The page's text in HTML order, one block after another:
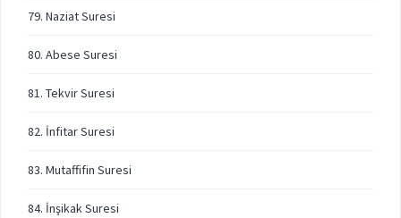
79. Naziat Suresi
80. Abese Suresi
81. Tekvir Suresi
82. İnfitar Suresi
83. Mutaffifin Suresi
84. İnşikak Suresi